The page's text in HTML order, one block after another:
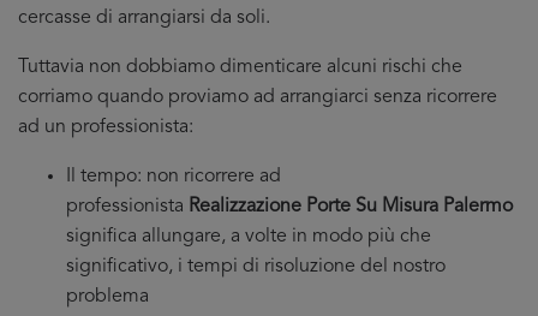
cercasse di arrangiarsi da soli.
Tuttavia non dobbiamo dimenticare alcuni rischi che
corriamo quando proviamo ad arrangiarci senza ricorrere
ad un professionista:
Il tempo: non ricorrere ad
professionista Realizzazione Porte Su Misura Palermo
significa allungare, a volte in modo più che
significativo, i tempi di risoluzione del nostro
problema